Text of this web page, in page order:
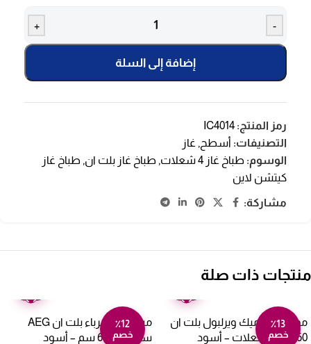
-
+
إضافة إلى السلة
رمز المنتج:IC4014
التصنيفات: أسطح , غاز
الوسوم: طباخ غاز 4 شعلات , طباخ غاز بلت ان, طباخ غاز
كيتشن لاين
مشاركة:
منتجات ذات صلة
٪13
خصم
موقد سيراميك ويرلبول بلت ان
60 سم 4 شعلات – أسود
٪12
خصم
مسطح كهرباء بلت ان AEG
سيراميك 60 سم – أسود